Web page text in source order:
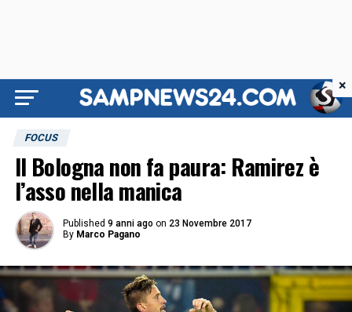
FOCUS
Il Bologna non fa paura: Ramirez è
l’asso nella manica
Published 9 anni ago on 23 Novembre 2017
By Marco Pagano
×